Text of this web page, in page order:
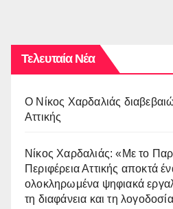
Τελευταία Νέα
O Νίκος Χαρδαλιάς
Αττικής
Νίκος Χαρδαλιάς: «Με το
Περιφέρεια Αττικής αποκτά
ολοκληρωμένα ψηφιακά
τη διαφάνεια και τη